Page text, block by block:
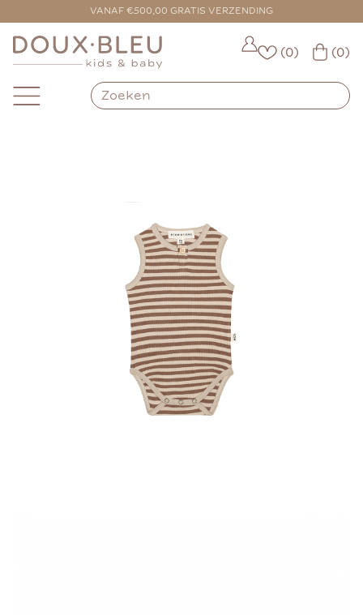
VANAF €500,00 GRATIS VERZENDING
VOOR 16:00 BESTELD = VANDAAG VERZONDEN
(0) (0)